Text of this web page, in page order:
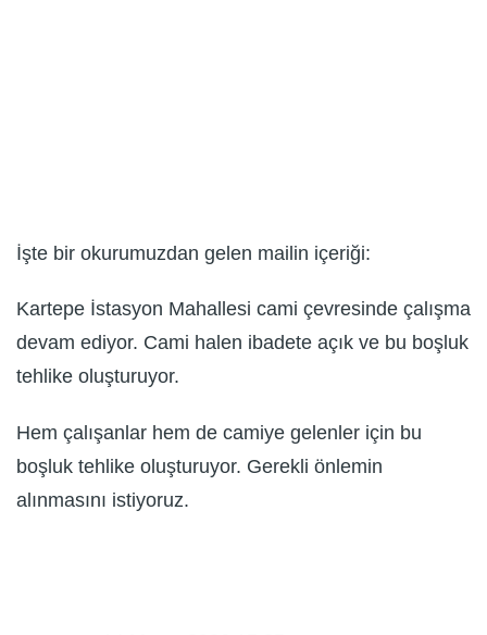
İşte bir okurumuzdan gelen mailin içeriği:
Kartepe İstasyon Mahallesi cami çevresinde çalışma
devam ediyor. Cami halen ibadete açık ve bu boşluk
tehlike oluşturuyor.
Hem çalışanlar hem de camiye gelenler için bu
boşluk tehlike oluşturuyor. Gerekli önlemin
alınmasını istiyoruz.